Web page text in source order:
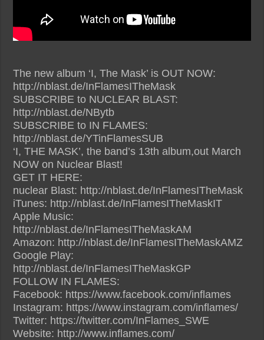
The new album ‘I, The Mask’ is OUT NOW:
http://nblast.de/InFlamesITheMask
SUBSCRIBE to NUCLEAR BLAST:
http://nblast.de/NBytb
SUBSCRIBE to IN FLAMES:
http://nblast.de/YTinFlamesSUB
‘I, THE MASK’, the band’s 13th album,out March
NOW on Nuclear Blast!
GET IT HERE:
nuclear Blast: http://nblast.de/InFlamesITheMask
iTunes: http://nblast.de/InFlamesITheMaskIT
Apple Music:
http://nblast.de/InFlamesITheMaskAM
Amazon: http://nblast.de/InFlamesITheMaskAMZ
Google Play:
http://nblast.de/InFlamesITheMaskGP
FOLLOW IN FLAMES:
Facebook: https://www.facebook.com/inflames
Instagram: https://www.instagram.com/inflames/
Twitter: https://twitter.com/InFlames_SWE
Website: http://www.inflames.com/